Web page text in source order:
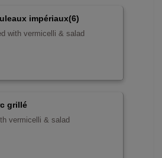
impériaux(6)
with vermicelli & salad
grillé
vermicelli & salad